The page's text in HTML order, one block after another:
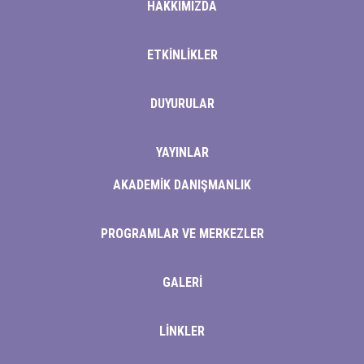
HAKKIMIZDA
ETKİNLİKLER
DUYURULAR
YAYINLAR
AKADEMİK DANIŞMANLIK
PROGRAMLAR VE MERKEZLER
GALERİ
LİNKLER